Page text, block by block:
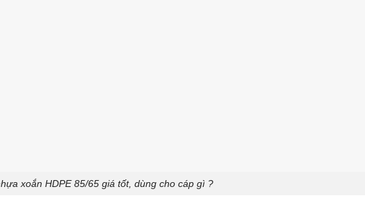
xoắn HDPE 85/65 giá tốt, dùng cho cáp gì ?